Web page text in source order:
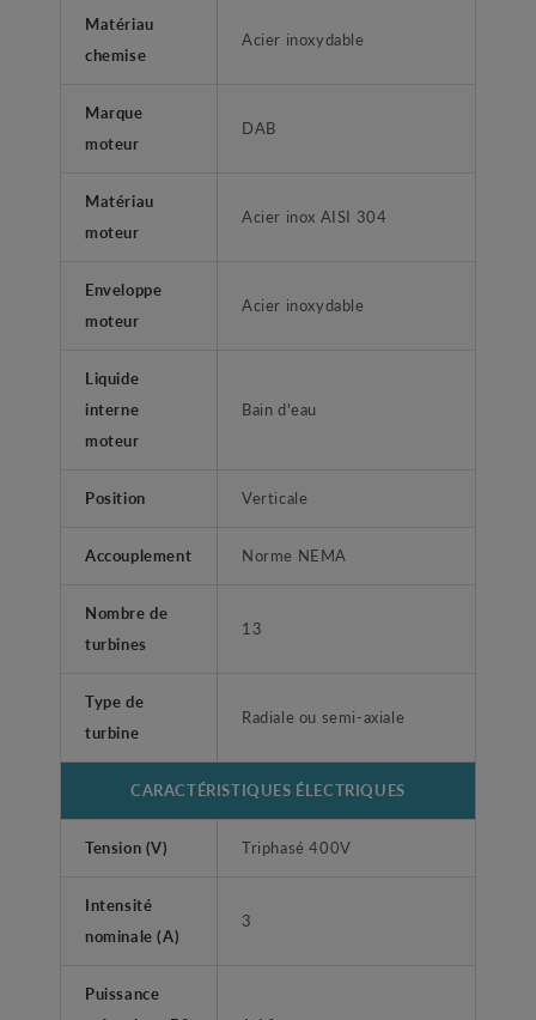
Matériau
chemise
Acier inoxydable
Marque
moteur
DAB
Matériau
moteur
Acier inox AISI 304
Enveloppe
moteur
Acier inoxydable
Liquide
interne
moteur
Bain d'eau
Position Verticale
Accouplement Norme NEMA
Nombre de
turbines
13
Type de
turbine
Radiale ou semi-axiale
CARACTÉRISTIQUES ÉLECTRIQUES
Tension (V) Triphasé 400V
Intensité
nominale (A)
3
Puissance